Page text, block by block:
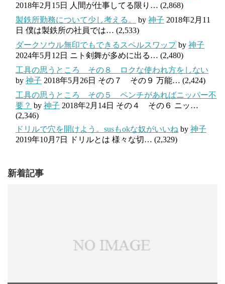
2018年2月15日
人間が仕事してる限り… (2,868)
製鉄所勤務について少し考える。
by 神子 2018年2月11
日 僕は製鉄所の社員では… (2,533)
ダークソウル無印でもできるスペルスワップby 神子
2024年5月12日 ニト剣舞が多めに出る… (2,480)
工具の思うところ その８ ロクな使われ方をしない
by 神子 2018年5月26日 その７ その９ 万能… (2,424)
工具の思うところ その５ ペンチがあればニッパー不
要？ by 神子 2018年2月14日 その４ その６ ニッ…
(2,346)
ドリルで穴を開けよう。susもokな奴がいいね by 神子
2019年10月7日
ドリルとは 様々な切… (2,329)
新着記事